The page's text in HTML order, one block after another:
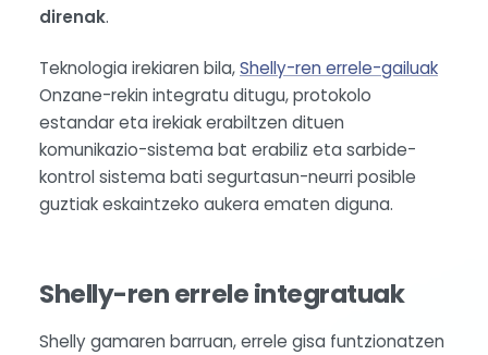
direnak.
Teknologia irekiaren bila,Shelly-ren errele-gailuak
Onzane-rekin integratu ditugu, protokolo
estandar eta irekiak erabiltzen dituen
komunikazio-sistema bat erabiliz eta sarbide-
kontrol sistema bati segurtasun-neurri posible
guztiak eskaintzeko aukera ematen diguna.
Shelly-ren errele integratuak
Shelly gamaren barruan, errele gisa funtzionatzen